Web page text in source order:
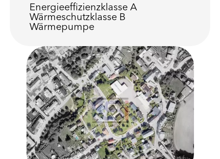
Energieeffizienzklasse A
Wärmeschutzklasse B
Wärmepumpe